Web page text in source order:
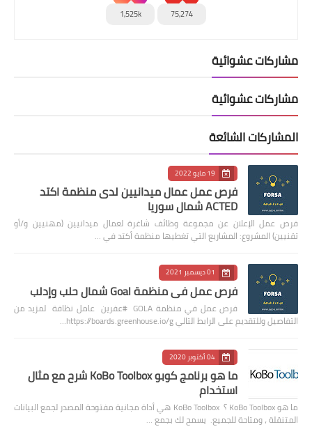
75,274
1,525k
مشاركات عشوائية
مشاركات عشوائية
المشاركات الشائعة
19 مايو 2022
فرص عمل عمال ميدانيين لدى منظمة اكتد
ACTED شمال سوريا
فرص عمل الإعلان عن مجموعة وظائف شاغرة لعمال ميدانيين (مهنيين و/أو
تقنيين) المشروع: المشاريع التي تغطيها منظمة أكتد في …
01 ديسمبر 2021
فرص عمل في منظمة Goal شمال حلب وإدلب
فرص عمل في منظمة GOLA #عفرين عامل نظافة لمزيد من
التفاصيل وللتقديم على الرابط التالي https://boards.greenhouse.io/g…
04 أكتوبر 2020
ما هو برنامج كوبو KoBo Toolbox شرح مع مثال
استخدام
ما هو KoBo Toolbox ؟ KoBo Toolbox هي أداة مجانية مفتوحة المصدر لجمع البيانات
المتنقلة ، ومتاحة للجميع. يسمح لك بجمع …